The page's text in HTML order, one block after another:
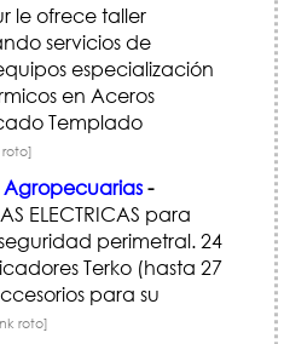
le ofrece taller
servicios de
especialización
en Aceros
Templado
Agropecuarias-
ELECTRICAS para
perimetral. 24
Terko (hasta 27
para su
roto]